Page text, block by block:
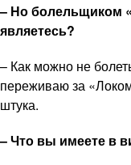
– Но болельщиком
являетесь?
– Как можно не
переживаю за
штука.
– Что вы имеете в